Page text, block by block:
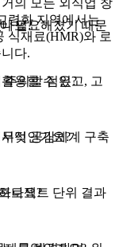
의 모든 외식업 창
령화 지역에서는
식재료(HMR)와 로
다.
필요해졌기 때문
요?
용할 수 있고, 고
주의할 점은?
적 공감체계 구축
엇인가요?
로젝트 단위 결과
나요?